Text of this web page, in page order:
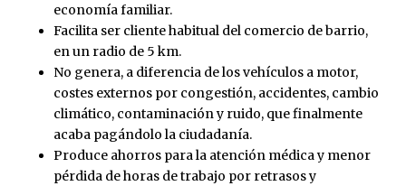
economía familiar.
Facilita ser cliente habitual del comercio de barrio,
en un radio de 5 km.
No genera, a diferencia de los vehículos a motor,
costes externos por congestión, accidentes, cambio
climático, contaminación y ruido, que finalmente
acaba pagándolo la ciudadanía.
Produce ahorros para la atención médica y menor
pérdida de horas de trabajo por retrasos y